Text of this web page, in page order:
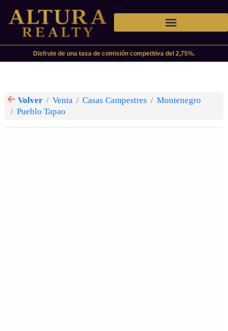
Disfrute de una tasa de comisión competitiva del 2,75%.
Volver Venta Casas Campestres
Montenegro
Pueblo Tapao